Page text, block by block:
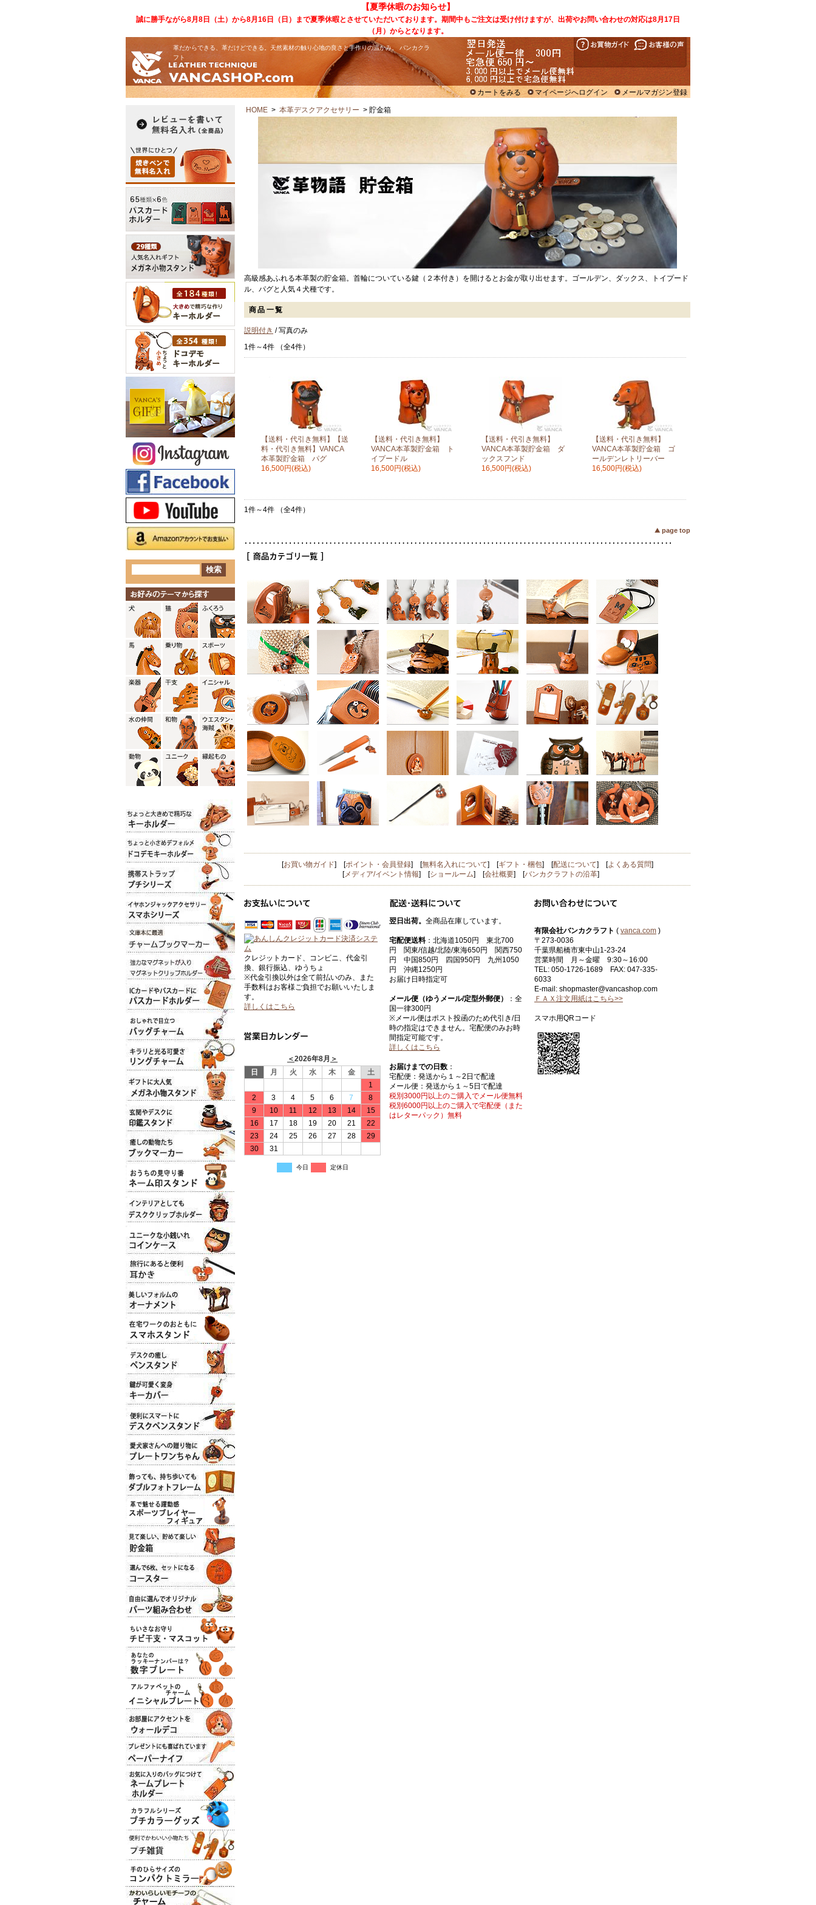
【夏季休暇のお知らせ】
誠に勝手ながら8月8日（土）から8月16日（日）まで夏季休暇とさせていただいております。期間中もご注文は受け付けますが、出荷やお問い合わせの対応は8月17日
（月）からとなります。
革だからできる、革だけどできる。天然素材の触り心地の良さと手作りの温かみ。 バンカクラ
フト
カートをみる マイページへログイン メールマガジン登録
HOME > 本革デスクアクセサリー > 貯金箱
高級感あふれる本革製の貯金箱。首輪についている鍵（２本付き）を開けるとお金が取り出せます。ゴールデン、ダックス、トイプード
ル、パグと人気４犬種です。
商品一覧
説明付き / 写真のみ
1件～4件 （全4件）
【送料・代引き無料】【送
料・代引き無料】VANCA
本革製貯金箱 パグ
16,500円(税込)
【送料・代引き無料】
VANCA本革製貯金箱 ト
イプードル
16,500円(税込)
【送料・代引き無料】
VANCA本革製貯金箱 ダ
ックスフンド
16,500円(税込)
【送料・代引き無料】
VANCA本革製貯金箱 ゴ
ールデンレトリーバー
16,500円(税込)
1件～4件 （全4件）
page top
[お買い物ガイド] [ポイント・会員登録] [無料名入れについて] [ギフト・梱包] [配送について] [よくある質問]
[メディア/イベント情報] [ショールーム] [会社概要] [バンカクラフトの沿革]
クレジットカード、コンビニ、代金引
換、銀行振込、ゆうちょ
※代金引換以外は全て前払いのみ、また
手数料はお客様ご負担でお願いいたしま
す。
詳しくはこちら
＜2026年8月 ＞
日
月 火 水 木 金
土
1
2
3 4 5 6 7
8
9
10 11 12 13 14
15
16
17 18 19 20 21
22
23
24 25 26 27 28
29
30
31
今日 定休日
翌日出荷。 全商品在庫しています。
宅配便送料 ：北海道1050円 東北700
円 関東/信越/北陸/東海650円 関西750
円 中国850円 四国950円 九州1050
円 沖縄1250円
お届け日時指定可
メール便（ゆうメール/定型外郵便）
：全
国一律300円
※メール便はポスト投函のため代引き/日
時の指定はできません。宅配便のみお時
間指定可能です。
詳しくはこちら
お届けまでの日数 ：
宅配便：発送から１～2日で配達
メール便：発送から１～5日で配達
税別3000円以上のご購入でメール便無料
税別6000円以上のご購入で宅配便（また
はレターパック）無料
有限会社バンカクラフト ( vanca.com )
〒273-0036
千葉県船橋市東中山1-23-24
営業時間 月～金曜 9:30～16:00
TEL: 050-1726-1689 FAX: 047-335-
6033
E-mail: shopmaster@vancashop.com
ＦＡＸ注文用紙はこちら>>
スマホ用QRコード